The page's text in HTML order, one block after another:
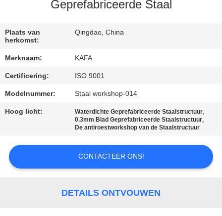
FABRIEKSTOUR
NEEM
CONTACT
ONS
OP
Geprefabriceerde Staal
Plaats van
herkomst:
Qingdao, China
Merknaam: KAFA
Certificering: ISO 9001
Modelnummer: Staal workshop-014
Hoog licht: Waterdichte Geprefabriceerde Staalstructuur,
0.3mm Blad Geprefabriceerde Staalstructuur,
De antiroestworkshop van de Staalstructuur
CONTACTEER ONS!
DETAILS ONTVOUWEN